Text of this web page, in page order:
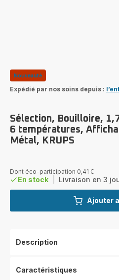
Nouveauté
Expédié par nos soins depuis :
Sélection, Bouilloire,
6 températures,
Métal, KRUPS
Dont éco-participation 0,41 €
En stock Livraison en 3
Ajouter
Description
Caractéristiques